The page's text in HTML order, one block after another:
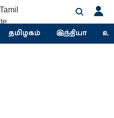
தமிழகம் இந்தியா